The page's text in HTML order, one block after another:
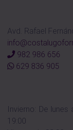
Avd. Rafael
982 986 656
629 836 905
Invierno: De
19:00